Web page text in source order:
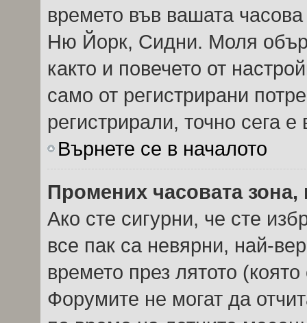
времето във вашата
Ню Йорк, Сидни. Моля
както и повечето от
само от регистрирани
регистрирали, точно сега
Върнете се в началото
Промених часовата
Ако сте сигурни, че сте
все пак са невярни, най-
времето през лятото
Форумите не могат да